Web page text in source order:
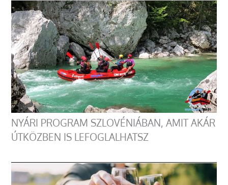
NYÁRI PROGRAM SZLOVÉNIÁBAN, AMIT AKÁR
ÚTKÖZBEN IS LEFOGLALHATSZ